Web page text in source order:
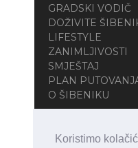
Koristimo
GRADSKI VODIČ
DOŽIVITE
LIFESTYLE
ZANIMLJIVOSTI
SMJEŠTAJ
PLAN
O ŠIBENIKU